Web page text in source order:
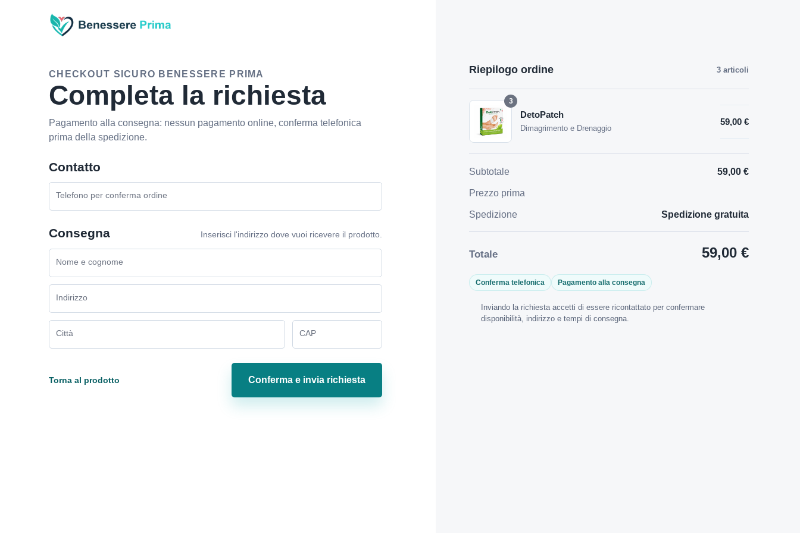
CHECKOUT SICURO BENESSERE PRIMA
Completa la richiesta
Pagamento alla consegna: nessun pagamento online, conferma telefonica
prima della spedizione.
Contatto
Telefono per conferma ordine
Consegna Inserisci l'indirizzo dove vuoi ricevere il prodotto.
Nome e cognome
Indirizzo
Città CAP
Torna al prodotto Conferma e invia richiesta
Riepilogo ordine 3 articoli
3
DetoPatch
Dimagrimento e Drenaggio
59,00 €
Subtotale 59,00 €
Prezzo prima
Spedizione Spedizione gratuita
Totale 59,00 €
Conferma telefonica Pagamento alla consegna
Inviando la richiesta accetti di essere ricontattato per confermare
disponibilità, indirizzo e tempi di consegna.